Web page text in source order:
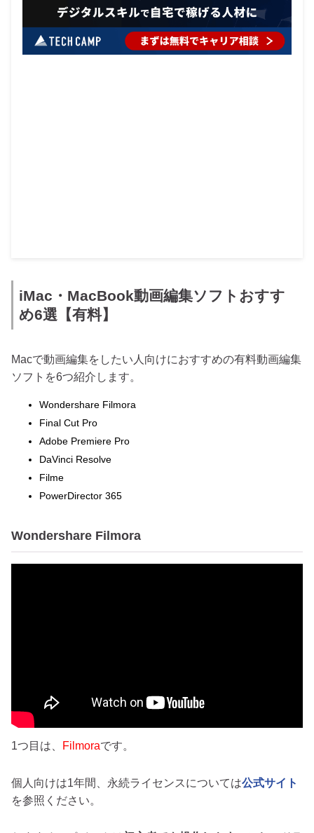
iMac・MacBook動画編集ソフトおすす
め6選【有料】
Macで動画編集をしたい人向けにおすすめの有料動画編集
ソフトを6つ紹介します。
Wondershare Filmora
Final Cut Pro
Adobe Premiere Pro
DaVinci Resolve
Filme
PowerDirector 365
Wondershare Filmora
1つ目は、 Filmoraです。
個人向けは1年間、永続ライセンスについては公式サイト
を参照ください。